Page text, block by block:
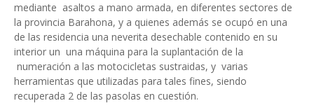
mediante asaltos a mano armada, en diferentes sectores de
la provincia Barahona, y a quienes además se ocupó en una
de las residencia una neverita desechable contenido en su
interior un una máquina para la suplantación de la
numeración a las motocicletas sustraidas, y varias
herramientas que utilizadas para tales fines, siendo
recuperada 2 de las pasolas en cuestión.